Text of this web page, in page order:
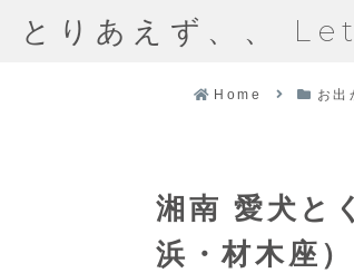
とりあえず、、
Home お出
湘南 愛犬と
浜・材木座）